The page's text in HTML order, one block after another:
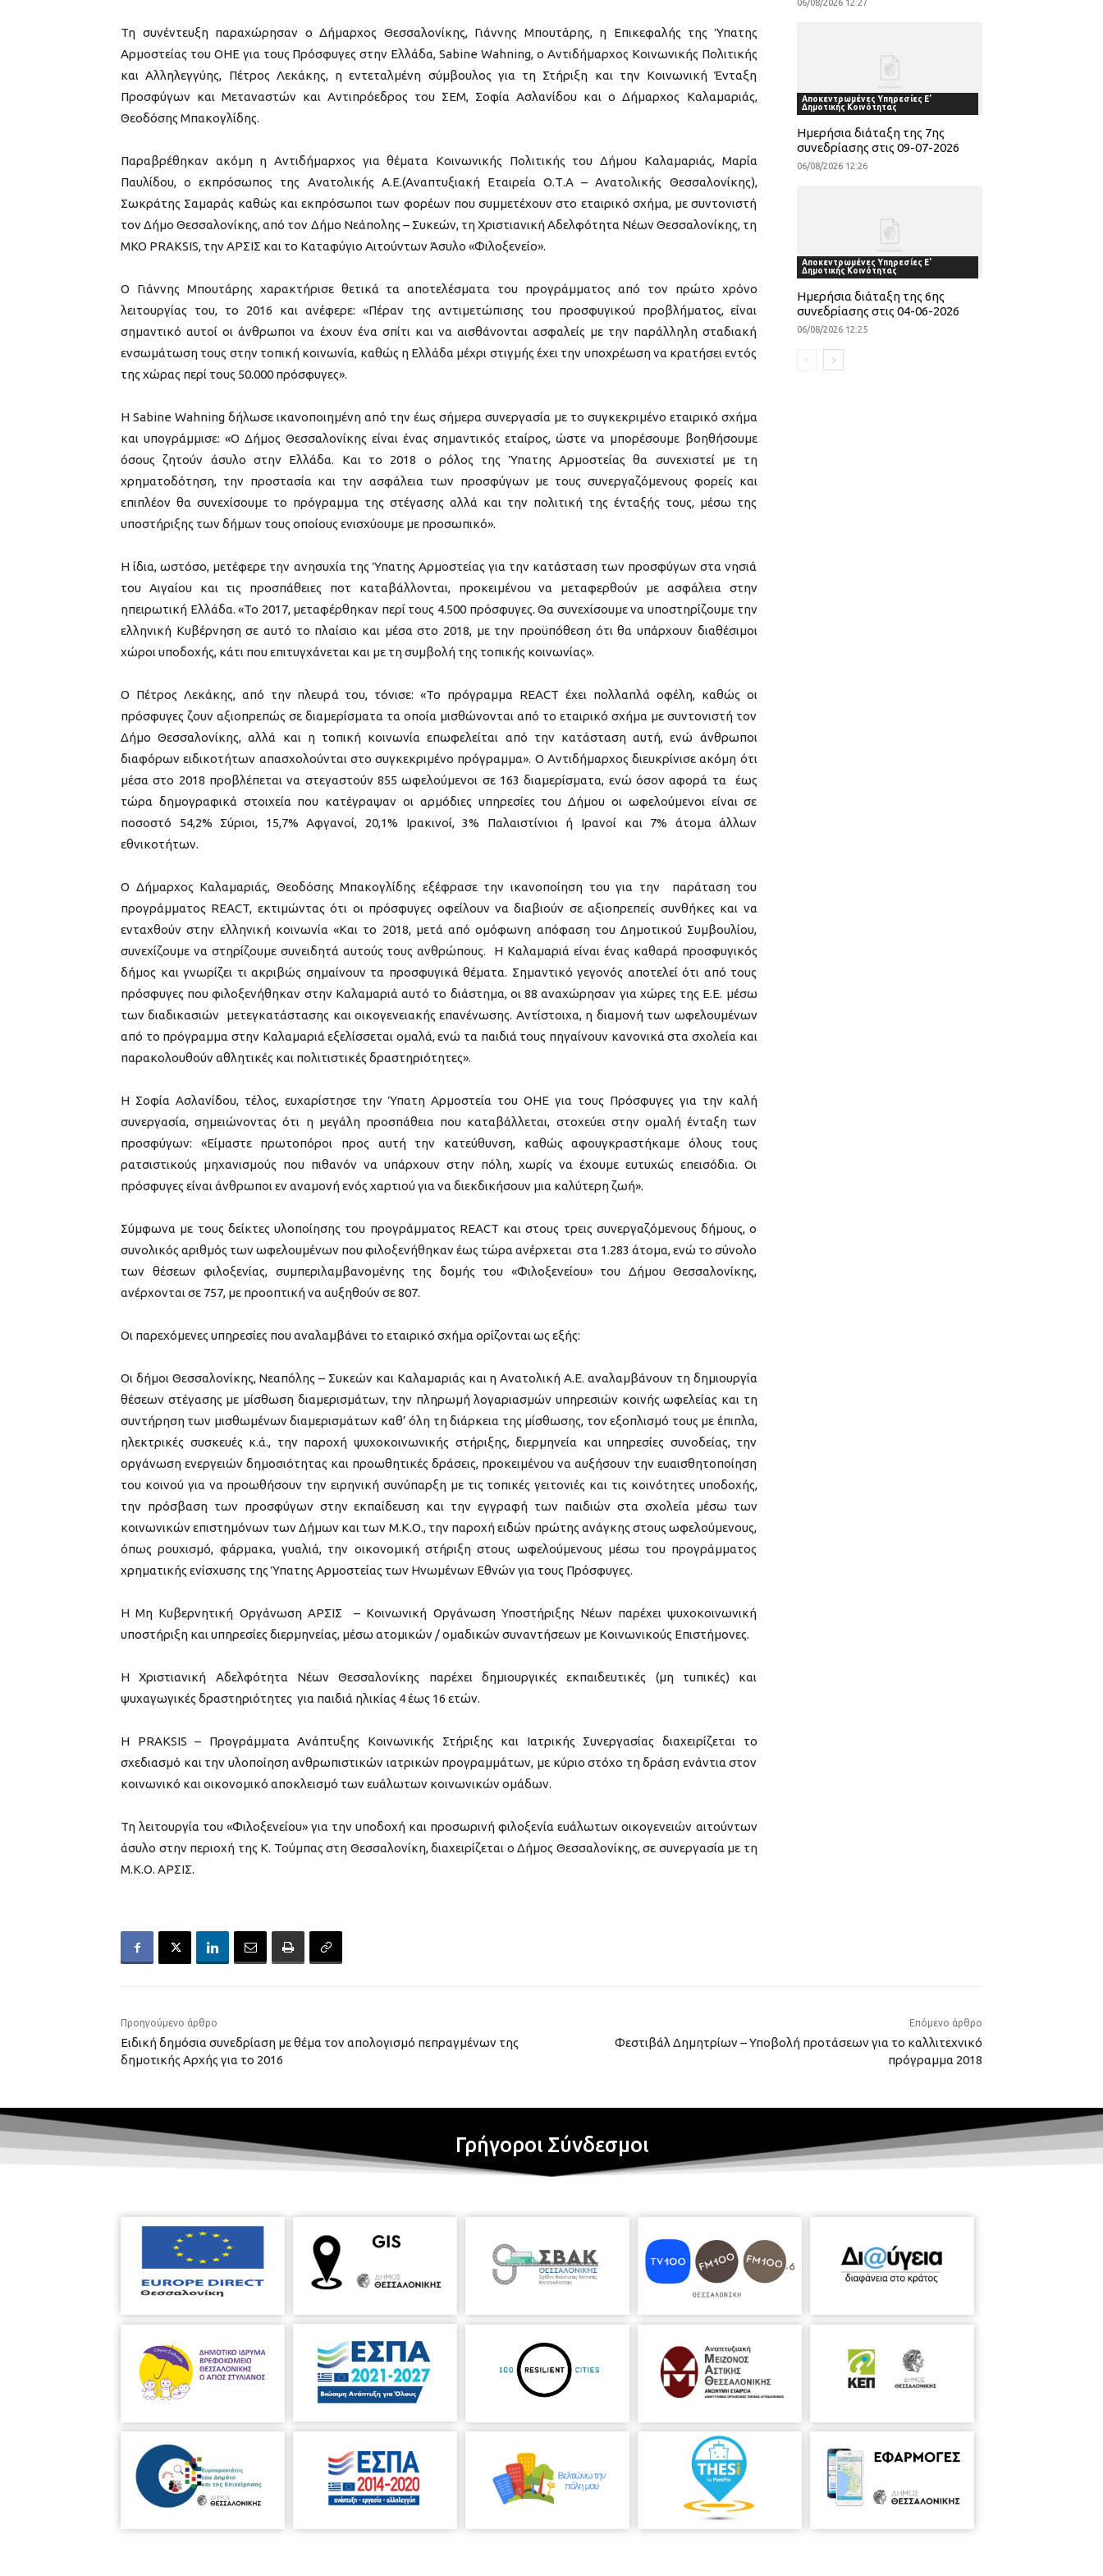
Τη συνέντευξη παραχώρησαν ο Δήμαρχος Θεσσαλονίκης, Γιάννης Μπουτάρης, η Επικεφαλής της Ύπατης
Αρμοστείας του ΟΗΕ για τους Πρόσφυγες στην Ελλάδα, Sabine Wahning, ο Αντιδήμαρχος Κοινωνικής Πολιτικής
και Αλληλεγγύης, Πέτρος Λεκάκης, η εντεταλμένη σύμβουλος για τη Στήριξη και την Κοινωνική Ένταξη
Προσφύγων και Μεταναστών και Αντιπρόεδρος του ΣΕΜ, Σοφία Ασλανίδου και ο Δήμαρχος Καλαμαριάς,
Θεοδόσης Μπακογλίδης.
Παραβρέθηκαν ακόμη η Αντιδήμαρχος για θέματα Κοινωνικής Πολιτικής του Δήμου Καλαμαριάς, Μαρία
Παυλίδου, ο εκπρόσωπος της Ανατολικής Α.Ε.(Αναπτυξιακή Εταιρεία Ο.Τ.Α – Ανατολικής Θεσσαλονίκης),
Σωκράτης Σαμαράς καθώς και εκπρόσωποι των φορέων που συμμετέχουν στο εταιρικό σχήμα, με συντονιστή
τον Δήμο Θεσσαλονίκης, από τον Δήμο Νεάπολης – Συκεών, τη Χριστιανική Αδελφότητα Νέων Θεσσαλονίκης, τη
ΜΚΟ PRAKSIS, την ΑΡΣΙΣ και το Καταφύγιο Αιτούντων Άσυλο «Φιλοξενείο».
Ο Γιάννης Μπουτάρης χαρακτήρισε θετικά τα αποτελέσματα του προγράμματος από τον πρώτο χρόνο
λειτουργίας του, το 2016 και ανέφερε: «Πέραν της αντιμετώπισης του προσφυγικού προβλήματος, είναι
σημαντικό αυτοί οι άνθρωποι να έχουν ένα σπίτι και να αισθάνονται ασφαλείς με την παράλληλη σταδιακή
ενσωμάτωση τους στην τοπική κοινωνία, καθώς η Ελλάδα μέχρι στιγμής έχει την υποχρέωση να κρατήσει εντός
της χώρας περί τους 50.000 πρόσφυγες».
Η Sabine Wahning δήλωσε ικανοποιημένη από την έως σήμερα συνεργασία με το συγκεκριμένο εταιρικό σχήμα
και υπογράμμισε: «Ο Δήμος Θεσσαλονίκης είναι ένας σημαντικός εταίρος, ώστε να μπορέσουμε βοηθήσουμε
όσους ζητούν άσυλο στην Ελλάδα. Και το 2018 ο ρόλος της Ύπατης Αρμοστείας θα συνεχιστεί με τη
χρηματοδότηση, την προστασία και την ασφάλεια των προσφύγων με τους συνεργαζόμενους φορείς και
επιπλέον θα συνεχίσουμε το πρόγραμμα της στέγασης αλλά και την πολιτική της ένταξής τους, μέσω της
υποστήριξης των δήμων τους οποίους ενισχύουμε με προσωπικό».
Η ίδια, ωστόσο, μετέφερε την ανησυχία της Ύπατης Αρμοστείας για την κατάσταση των προσφύγων στα νησιά
του Αιγαίου και τις προσπάθειες ποτ καταβάλλονται, προκειμένου να μεταφερθούν με ασφάλεια στην
ηπειρωτική Ελλάδα. «Το 2017, μεταφέρθηκαν περί τους 4.500 πρόσφυγες. Θα συνεχίσουμε να υποστηρίζουμε την
ελληνική Κυβέρνηση σε αυτό το πλαίσιο και μέσα στο 2018, με την προϋπόθεση ότι θα υπάρχουν διαθέσιμοι
χώροι υποδοχής, κάτι που επιτυγχάνεται και με τη συμβολή της τοπικής κοινωνίας».
Ο Πέτρος Λεκάκης, από την πλευρά του, τόνισε: «Το πρόγραμμα REACT έχει πολλαπλά οφέλη, καθώς οι
πρόσφυγες ζουν αξιοπρεπώς σε διαμερίσματα τα οποία μισθώνονται από το εταιρικό σχήμα με συντονιστή τον
Δήμο Θεσσαλονίκης, αλλά και η τοπική κοινωνία επωφελείται από την κατάσταση αυτή, ενώ άνθρωποι
διαφόρων ειδικοτήτων απασχολούνται στο συγκεκριμένο πρόγραμμα». Ο Αντιδήμαρχος διευκρίνισε ακόμη ότι
μέσα στο 2018 προβλέπεται να στεγαστούν 855 ωφελούμενοι σε 163 διαμερίσματα, ενώ όσον αφορά τα έως
τώρα δημογραφικά στοιχεία που κατέγραψαν οι αρμόδιες υπηρεσίες του Δήμου οι ωφελούμενοι είναι σε
ποσοστό 54,2% Σύριοι, 15,7% Αφγανοί, 20,1% Ιρακινοί, 3% Παλαιστίνιοι ή Ιρανοί και 7% άτομα άλλων
εθνικοτήτων.
Ο Δήμαρχος Καλαμαριάς, Θεοδόσης Μπακογλίδης εξέφρασε την ικανοποίηση του για την παράταση του
προγράμματος REACT, εκτιμώντας ότι οι πρόσφυγες οφείλουν να διαβιούν σε αξιοπρεπείς συνθήκες και να
ενταχθούν στην ελληνική κοινωνία «Και το 2018, μετά από ομόφωνη απόφαση του Δημοτικού Συμβουλίου,
συνεχίζουμε να στηρίζουμε συνειδητά αυτούς τους ανθρώπους. Η Καλαμαριά είναι ένας καθαρά προσφυγικός
δήμος και γνωρίζει τι ακριβώς σημαίνουν τα προσφυγικά θέματα. Σημαντικό γεγονός αποτελεί ότι από τους
πρόσφυγες που φιλοξενήθηκαν στην Καλαμαριά αυτό το διάστημα, οι 88 αναχώρησαν για χώρες της Ε.Ε. μέσω
των διαδικασιών μετεγκατάστασης και οικογενειακής επανένωσης. Αντίστοιχα, η διαμονή των ωφελουμένων
από το πρόγραμμα στην Καλαμαριά εξελίσσεται ομαλά, ενώ τα παιδιά τους πηγαίνουν κανονικά στα σχολεία και
παρακολουθούν αθλητικές και πολιτιστικές δραστηριότητες».
Η Σοφία Ασλανίδου, τέλος, ευχαρίστησε την Ύπατη Αρμοστεία του ΟΗΕ για τους Πρόσφυγες για την καλή
συνεργασία, σημειώνοντας ότι η μεγάλη προσπάθεια που καταβάλλεται, στοχεύει στην ομαλή ένταξη των
προσφύγων: «Είμαστε πρωτοπόροι προς αυτή την κατεύθυνση, καθώς αφουγκραστήκαμε όλους τους
ρατσιστικούς μηχανισμούς που πιθανόν να υπάρχουν στην πόλη, χωρίς να έχουμε ευτυχώς επεισόδια. Οι
πρόσφυγες είναι άνθρωποι εν αναμονή ενός χαρτιού για να διεκδικήσουν μια καλύτερη ζωή».
Σύμφωνα με τους δείκτες υλοποίησης του προγράμματος REACT και στους τρεις συνεργαζόμενους δήμους, ο
συνολικός αριθμός των ωφελουμένων που φιλοξενήθηκαν έως τώρα ανέρχεται στα 1.283 άτομα, ενώ το σύνολο
των θέσεων φιλοξενίας, συμπεριλαμβανομένης της δομής του «Φιλοξενείου» του Δήμου Θεσσαλονίκης,
ανέρχονται σε 757, με προοπτική να αυξηθούν σε 807.
Οι παρεχόμενες υπηρεσίες που αναλαμβάνει το εταιρικό σχήμα ορίζονται ως εξής:
Οι δήμοι Θεσσαλονίκης, Νεαπόλης – Συκεών και Καλαμαριάς και η Ανατολική Α.Ε. αναλαμβάνουν τη δημιουργία
θέσεων στέγασης με μίσθωση διαμερισμάτων, την πληρωμή λογαριασμών υπηρεσιών κοινής ωφελείας και τη
συντήρηση των μισθωμένων διαμερισμάτων καθ’ όλη τη διάρκεια της μίσθωσης, τον εξοπλισμό τους με έπιπλα,
ηλεκτρικές συσκευές κ.ά., την παροχή ψυχοκοινωνικής στήριξης, διερμηνεία και υπηρεσίες συνοδείας, την
οργάνωση ενεργειών δημοσιότητας και προωθητικές δράσεις, προκειμένου να αυξήσουν την ευαισθητοποίηση
του κοινού για να προωθήσουν την ειρηνική συνύπαρξη με τις τοπικές γειτονιές και τις κοινότητες υποδοχής,
την πρόσβαση των προσφύγων στην εκπαίδευση και την εγγραφή των παιδιών στα σχολεία μέσω των
κοινωνικών επιστημόνων των Δήμων και των Μ.Κ.Ο., την παροχή ειδών πρώτης ανάγκης στους ωφελούμενους,
όπως ρουχισμό, φάρμακα, γυαλιά, την οικονομική στήριξη στους ωφελούμενους μέσω του προγράμματος
χρηματικής ενίσχυσης της Ύπατης Αρμοστείας των Ηνωμένων Εθνών για τους Πρόσφυγες.
Η Μη Κυβερνητική Οργάνωση ΑΡΣΙΣ – Κοινωνική Οργάνωση Υποστήριξης Νέων παρέχει ψυχοκοινωνική
υποστήριξη και υπηρεσίες διερμηνείας, μέσω ατομικών / ομαδικών συναντήσεων με Κοινωνικούς Επιστήμονες.
Η Χριστιανική Αδελφότητα Νέων Θεσσαλονίκης παρέχει δημιουργικές εκπαιδευτικές (μη τυπικές) και
ψυχαγωγικές δραστηριότητες για παιδιά ηλικίας 4 έως 16 ετών.
Η PRAKSIS – Προγράμματα Ανάπτυξης Κοινωνικής Στήριξης και Ιατρικής Συνεργασίας διαχειρίζεται το
σχεδιασμό και την υλοποίηση ανθρωπιστικών ιατρικών προγραμμάτων, με κύριο στόχο τη δράση ενάντια στον
κοινωνικό και οικονομικό αποκλεισμό των ευάλωτων κοινωνικών ομάδων.
Τη λειτουργία του «Φιλοξενείου» για την υποδοχή και προσωρινή φιλοξενία ευάλωτων οικογενειών αιτούντων
άσυλο στην περιοχή της Κ. Τούμπας στη Θεσσαλονίκη, διαχειρίζεται ο Δήμος Θεσσαλονίκης, σε συνεργασία με τη
Μ.Κ.Ο. ΑΡΣΙΣ.
06/08/2026 12:27
Αποκεντρωμένες Υπηρεσίες Ε'
Δημοτικής Κοινότητας
Ημερήσια διάταξη της 7ης
συνεδρίασης στις 09-07-2026
06/08/2026 12:26
Αποκεντρωμένες Υπηρεσίες Ε'
Δημοτικής Κοινότητας
Ημερήσια διάταξη της 6ης
συνεδρίασης στις 04-06-2026
06/08/2026 12:25
Προηγούμενο άρθρο
Ειδική δημόσια συνεδρίαση με θέμα τον απολογισμό πεπραγμένων της
δημοτικής Αρχής για το 2016
Επόμενο άρθρο
Φεστιβάλ Δημητρίων – Υποβολή προτάσεων για το καλλιτεχνικό
πρόγραμμα 2018
Γρήγοροι Σύνδεσμοι